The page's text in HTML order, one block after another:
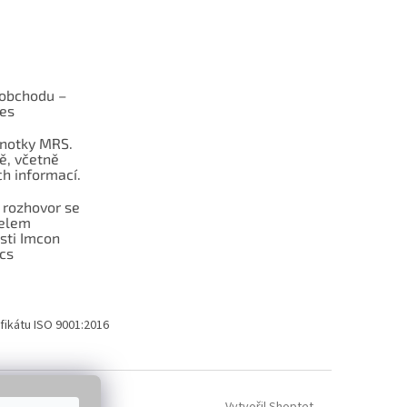
–
MRS.
včetně
informací.
se
Imcon
ISO 9001:2016